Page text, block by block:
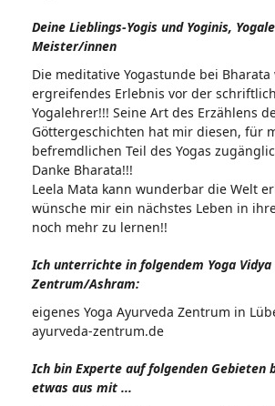
Deine Lieblings-Yogis und Yoginis,
Meister/innen
Die meditative Yogastunde bei Bharata
ergreifendes Erlebnis vor der
Yogalehrer!!! Seine Art des Erzählens
Göttergeschichten hat mir diesen, für
befremdlichen Teil des Yogas
Danke Bharata!!!
Leela Mata kann wunderbar die Welt
wünsche mir ein nächstes Leben in
noch mehr zu lernen!!
Ich unterrichte in folgendem Yoga Vidya
Zentrum/Ashram:
eigenes Yoga Ayurveda Zentrum in
ayurveda-zentrum.de
Ich bin Experte auf folgenden Gebieten
etwas aus mit ...